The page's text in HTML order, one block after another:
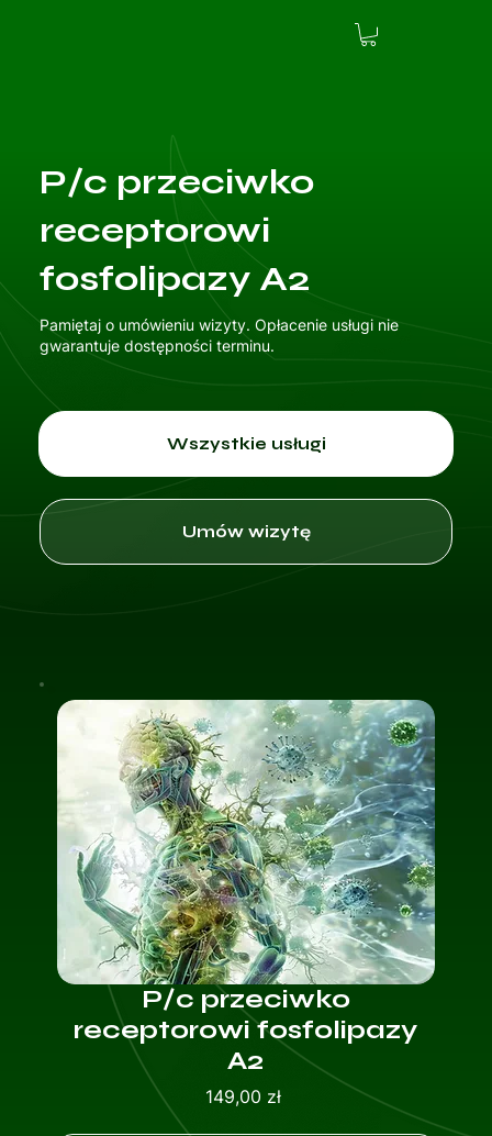
P/c przeciwko
receptorowi
fosfolipazy A2
Pamiętaj o umówieniu wizyty. Opłacenie usługi nie
gwarantuje dostępności terminu.
Wszystkie usługi
Umów wizytę
P/c przeciwko
receptorowi fosfolipazy
A2
149,00 złCena